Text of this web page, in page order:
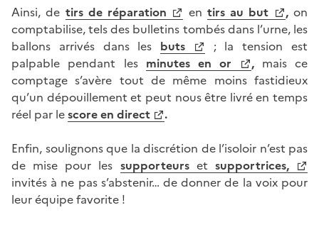
Ainsi, de tirs de réparation en tirs au but ,on
comptabilise, tels des bulletins tombés dans l’urne, les
ballons arrivés dans les buts ; la tension est
palpable pendant les minutes en or , mais ce
comptage s’avère tout de même moins fastidieux
qu’un dépouillement et peut nous être livré en temps
réel par lescore en direct .
Enfin, soulignons que la discrétion de l’isoloir n’est pas
de mise pour les supporteurs et supportrices,
invités à ne pas s’abstenir… de donner de la voix pour
leur équipe favorite !